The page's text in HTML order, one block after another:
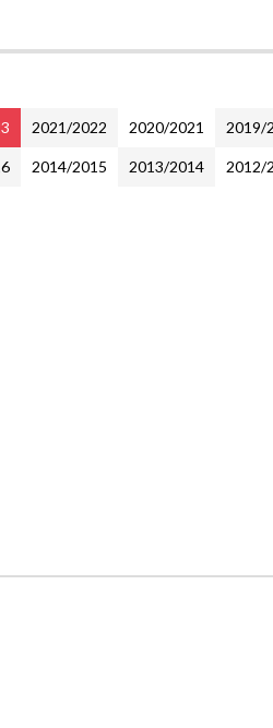
2021/2022 2020/2021 2019/
2014/2015 2013/2014 2012/